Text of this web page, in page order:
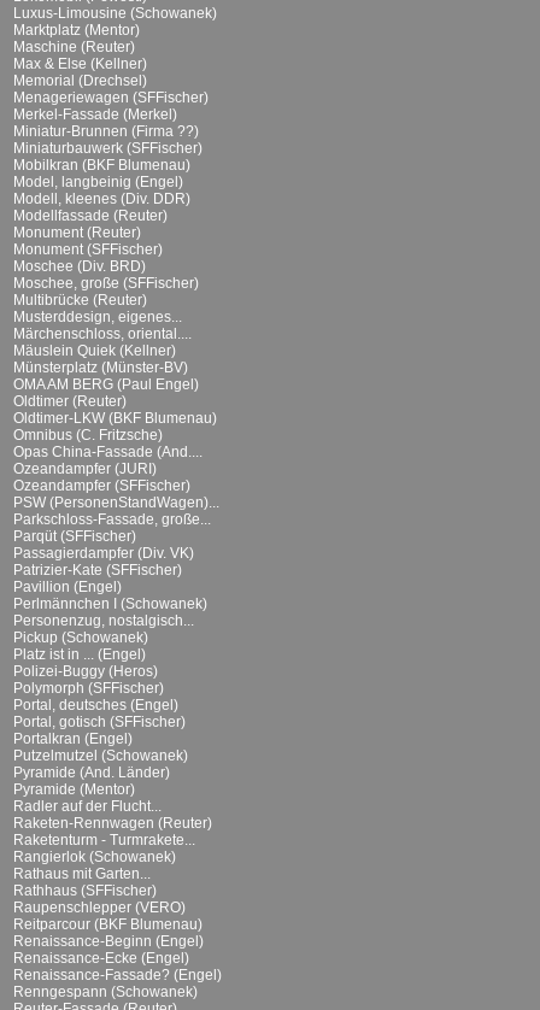
Luxus-Limousine (Schowanek)
Marktplatz (Mentor)
Maschine (Reuter)
Max & Else (Kellner)
Memorial (Drechsel)
Menageriewagen (SFFischer)
Merkel-Fassade (Merkel)
Miniatur-Brunnen (Firma ??)
Miniaturbauwerk (SFFischer)
Mobilkran (BKF Blumenau)
Model, langbeinig (Engel)
Modell, kleenes (Div. DDR)
Modellfassade (Reuter)
Monument (Reuter)
Monument (SFFischer)
Moschee (Div. BRD)
Moschee, große (SFFischer)
Multibrücke (Reuter)
Musterddesign, eigenes...
Märchenschloss, oriental....
Mäuslein Quiek (Kellner)
Münsterplatz (Münster-BV)
OMA AM BERG (Paul Engel)
Oldtimer (Reuter)
Oldtimer-LKW (BKF Blumenau)
Omnibus (C. Fritzsche)
Opas China-Fassade (And....
Ozeandampfer (JURI)
Ozeandampfer (SFFischer)
PSW (PersonenStandWagen)...
Parkschloss-Fassade, große...
Parqüt (SFFischer)
Passagierdampfer (Div. VK)
Patrizier-Kate (SFFischer)
Pavillion (Engel)
Perlmännchen I (Schowanek)
Personenzug, nostalgisch...
Pickup (Schowanek)
Platz ist in ... (Engel)
Polizei-Buggy (Heros)
Polymorph (SFFischer)
Portal, deutsches (Engel)
Portal, gotisch (SFFischer)
Portalkran (Engel)
Putzelmutzel (Schowanek)
Pyramide (And. Länder)
Pyramide (Mentor)
Radler auf der Flucht...
Raketen-Rennwagen (Reuter)
Raketenturm - Turmrakete...
Rangierlok (Schowanek)
Rathaus mit Garten...
Rathhaus (SFFischer)
Raupenschlepper (VERO)
Reitparcour (BKF Blumenau)
Renaissance-Beginn (Engel)
Renaissance-Ecke (Engel)
Renaissance-Fassade? (Engel)
Renngespann (Schowanek)